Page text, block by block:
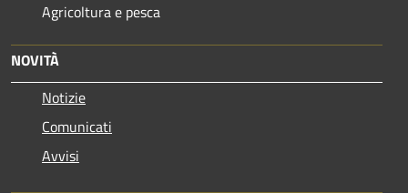
Agricoltura e pesca
NOVITÀ
Notizie
Comunicati
Avvisi